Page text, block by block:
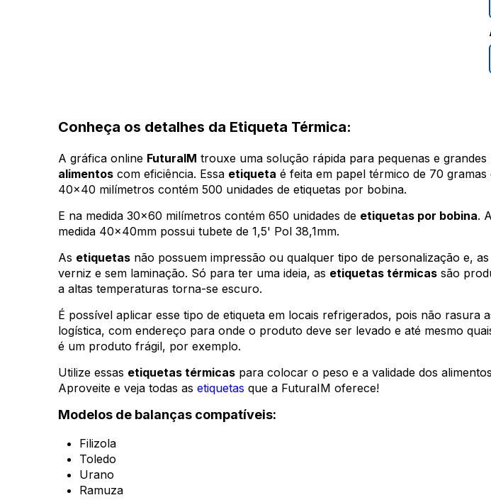
Conheça os detalhes da Etiqueta Térmica:
A gráfica online FuturaIM trouxe uma solução rápida para pequenas e
alimentos com eficiência. Essa etiqueta é feita em papel térmico de 70
40x40 milímetros contém 500 unidades de etiquetas por bobina.
E na medida 30x60 milímetros contém 650 unidades de etiquetas por bobina.
medida 40x40mm possui tubete de 1,5' Pol 38,1mm.
As etiquetas não possuem impressão ou qualquer tipo de personalização e,
verniz e sem laminação. Só para ter uma ideia, as etiquetas térmicas são
a altas temperaturas torna-se escuro.
É possível aplicar esse tipo de etiqueta em locais refrigerados, pois não
logística, com endereço para onde o produto deve ser levado e até mesmo
é um produto frágil, por exemplo.
Utilize essas etiquetas térmicas para colocar o peso e a validade dos
Aproveite e veja todas as etiquetas que a FuturaIM oferece!
Modelos de balanças compatíveis:
Filizola
Toledo
Urano
Ramuza